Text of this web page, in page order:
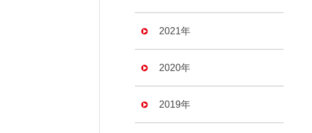
2021年
2020年
2019年